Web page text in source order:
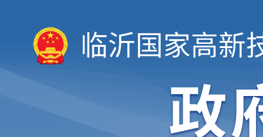
临沂国家高新